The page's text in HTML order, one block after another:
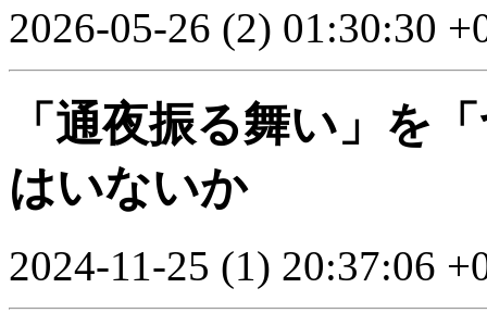
2026-05-26 (2) 01:30:30
「通夜振る舞い」を
はいないか
2024-11-25 (1) 20:37:06